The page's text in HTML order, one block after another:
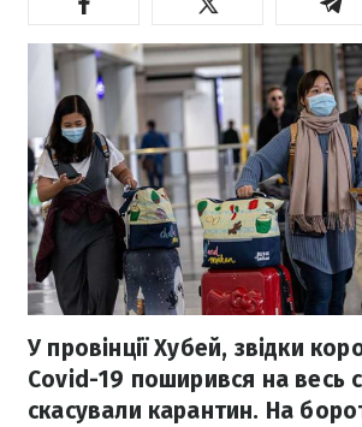
У провінції Хубей, звідки
Covid-19 поширився на весь
скасували карантин. На